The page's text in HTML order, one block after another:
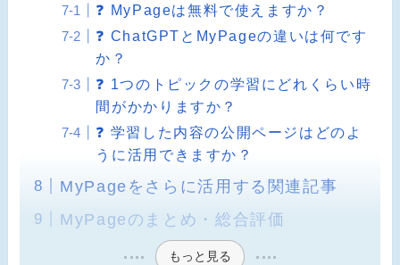
❓ MyPageは無料で使えますか？
❓ ChatGPTとMyPageの違いは何です
か？
❓ 1つのトピックの学習にどれくらい時
間がかかりますか？
❓ 学習した内容の公開ページはどのよ
うに活用できますか？
MyPageをさらに活用する関連記事
MyPageのまとめ・総合評価
もっと見る